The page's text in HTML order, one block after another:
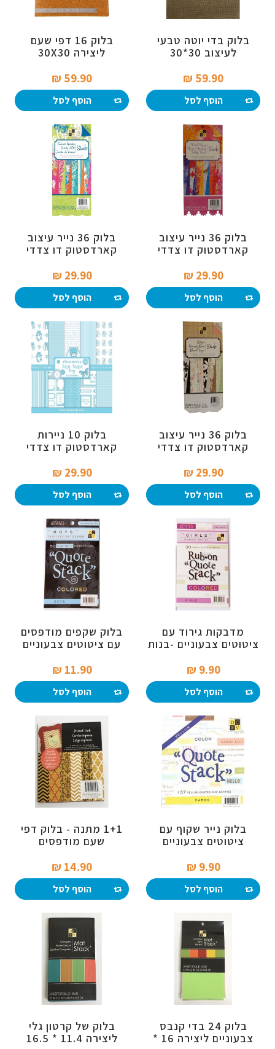
בלוק בדי יוטה טבעי
לעיצוב 30*30
59.90 ₪‎
הוסף לסל
בלוק 16 דפי שעם
ליצירה 30X30
59.90 ₪‎
הוסף לסל
בלוק 36 נייר עיצוב
קארדסטוק דו צדדי
29.90 ₪‎
הוסף לסל
בלוק 36 נייר עיצוב
קארדסטוק דו צדדי
29.90 ₪‎
הוסף לסל
בלוק 36 נייר עיצוב
קארדסטוק דו צדדי
29.90 ₪‎
הוסף לסל
בלוק 10 ניירות
קארדסטוק דו צדדי
29.90 ₪‎
הוסף לסל
מדבקות גירוד עם
ציטוטים צבעוניים -בנות
9.90 ₪‎
הוסף לסל
בלוק שקפים מודפסים
עם ציטוטים צבעוניים
11.90 ₪‎
הוסף לסל
בלוק נייר שקוף עם
ציטוטים צבעוניים
9.90 ₪‎
הוסף לסל
1+1 מתנה - בלוק דפי
שעם מודפסים
14.90 ₪‎
הוסף לסל
בלוק 24 בדי קנבס
צבעוניים ליצירה 16 *
בלוק של קרטון גלי
ליצירה 11.4 * 16.5